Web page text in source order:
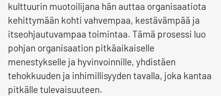
kulttuurin muotoilijana hän auttaa organisaatiota
kehittymään kohti vahvempaa, kestävämpää ja
itseohjautuvampaa toimintaa. Tämä prosessi luo
pohjan organisaation pitkäaikaiselle
menestykselle ja hyvinvoinnille, yhdistäen
tehokkuuden ja inhimillisyyden tavalla, joka kantaa
pitkälle tulevaisuuteen.